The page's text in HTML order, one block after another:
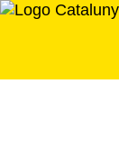
Saltar